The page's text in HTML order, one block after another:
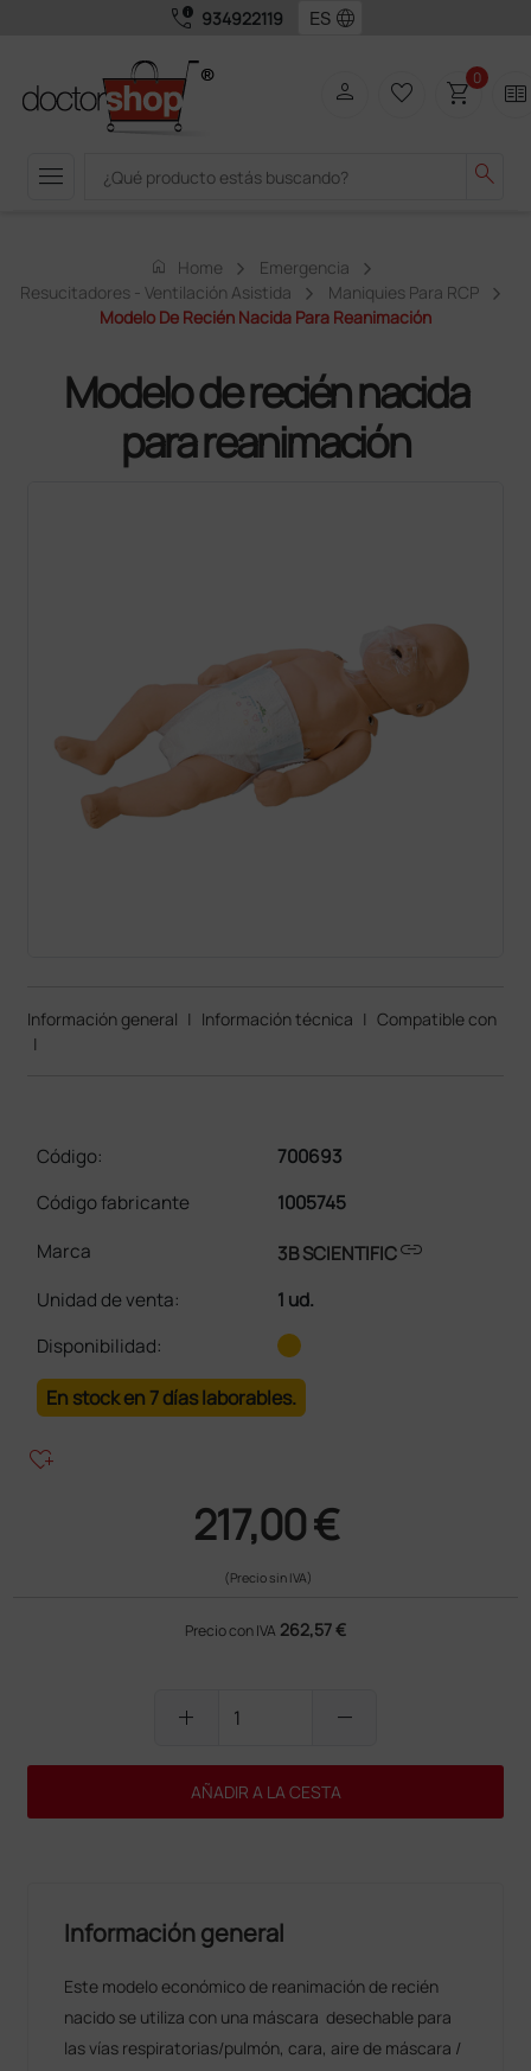
call_quality 934922119 language
menu search
person favorite_border shopping_cart0 two_pager
home Home
Emergencia
Resucitadores - Ventilación Asistida
Maniquies Para RCP
Modelo De Recién Nacida Para Reanimación
Modelo de recién nacida
para reanimación
Información general | Información técnica | Compatible con
|
Código:
700693
Código fabricante
1005745
Marca
3B SCIENTIFIClink
Unidad de venta:
1 ud.
Disponibilidad:
En stock en 7 días laborables.
heart_plus
217,00 €
(Precio sin IVA)
Precio con IVA 262,57 €
add remove
AÑADIR A LA CESTA
Información general
Este modelo económico de reanimación de recién
nacido se utiliza con una máscara desechable para
las vías respiratorias/pulmón, cara, aire de máscara /